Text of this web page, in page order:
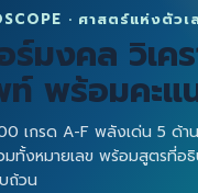
· ศาสตร์แห่งตัวเ
ร์มงคล วิเค
ท์ พร้อมคะแ
เกรด A-F พลังเด่น 5 ด้า
มทั้งหมายเลข พร้อมสูตรที่อธิ
ถ้วน